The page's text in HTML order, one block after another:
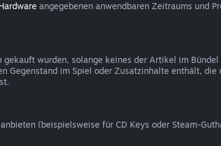
angegebenen anwendbaren Zeitraums und
wurden, solange keines der Artikel im
Gegenstand im Spiel oder Zusatzinhalte enthält,
(beispielsweise für CD Keys oder Steam-